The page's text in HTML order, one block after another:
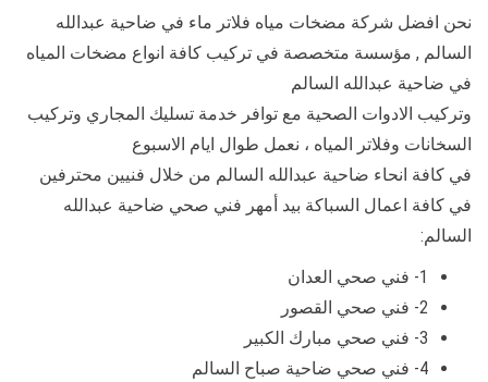
نحن افضل شركة مضخات مياه فلاتر ماء في ضاحية عبدالله
السالم , مؤسسة متخصصة في تركيب كافة انواع مضخات المياه
في ضاحية عبدالله السالم
وتركيب الادوات الصحية مع توافر خدمة تسليك المجاري وتركيب
السخانات وفلاتر المياه ، نعمل طوال ايام الاسبوع
في كافة انحاء ضاحية عبدالله السالم من خلال فنيين محترفين
في كافة اعمال السباكة بيد أمهر فني صحي ضاحية عبدالله
السالم:
1- فني صحي العدان
2- فني صحي القصور
3- فني صحي مبارك الكبير
4- فني صحي ضاحية صباح السالم